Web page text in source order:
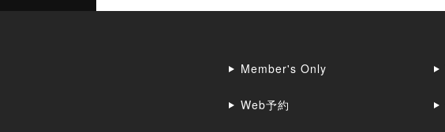
Member's Only
Web予約